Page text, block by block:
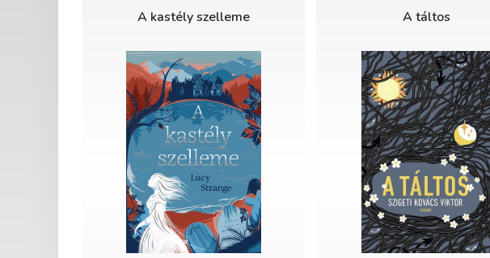
A kastély szelleme A táltos